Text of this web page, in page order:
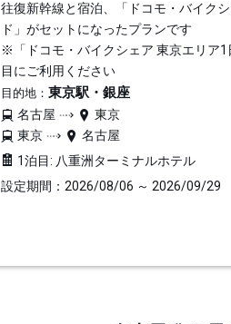
往復新幹線と宿泊、「ドコモ・バイク
ド」がセットになったプランです
※「ドコモ・バイクシェア 東京エリア
目にご利用ください
目的地： 東京駅・銀座
名古屋
東京
東京
名古屋
1泊目: 八重洲ターミナルホテル
設定期間：2026/08/06 ～ 2026/09/29